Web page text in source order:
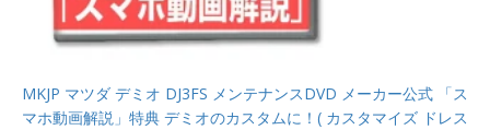
MKJP マツダ デミオ DJ3FS メンテナンスDVD メーカー公式 「ス
マホ動画解説」特典 デミオのカスタムに！( カスタマイズ ドレス